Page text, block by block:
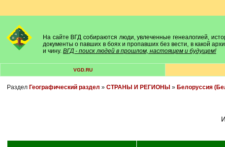
На сайте ВГД собираются люди, увлеченные генеалогией,
документы о павших в боях и пропавших без вести, в какой
и чину. ВГД - поиск людей в прошлом, настоящем и будущем!
VGD.RU
Раздел Географический раздел » СТРАНЫ И РЕГИОНЫ » Белоруссия